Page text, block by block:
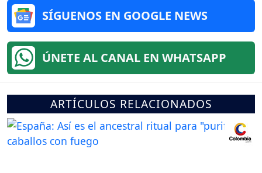
SÍGUENOS EN GOOGLE NEWS
ÚNETE AL CANAL EN WHATSAPP
ARTÍCULOS RELACIONADOS